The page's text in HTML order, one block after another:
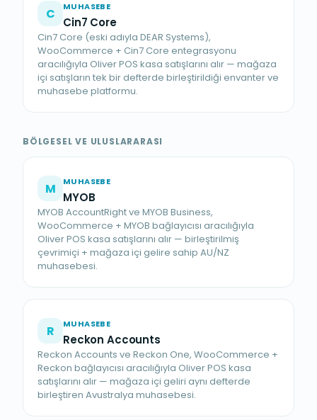
C MUHASEBE
Cin7 Core
Cin7 Core (eski adıyla DEAR Systems),
WooCommerce + Cin7 Core entegrasyonu
aracılığıyla Oliver POS kasa satışlarını alır — mağaza
içi satışların tek bir defterde birleştirildiği envanter ve
muhasebe platformu.
BÖLGESEL VE ULUSLARARASI
M MUHASEBE
MYOB
MYOB AccountRight ve MYOB Business,
WooCommerce + MYOB bağlayıcısı aracılığıyla
Oliver POS kasa satışlarını alır — birleştirilmiş
çevrimiçi + mağaza içi gelire sahip AU/NZ
muhasebesi.
R MUHASEBE
Reckon Accounts
Reckon Accounts ve Reckon One, WooCommerce +
Reckon bağlayıcısı aracılığıyla Oliver POS kasa
satışlarını alır — mağaza içi geliri aynı defterde
birleştiren Avustralya muhasebesi.